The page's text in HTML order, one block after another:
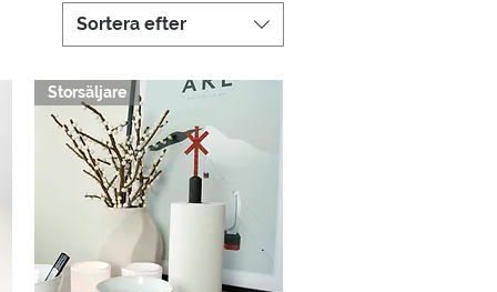
Sortera efter
Storsäljare